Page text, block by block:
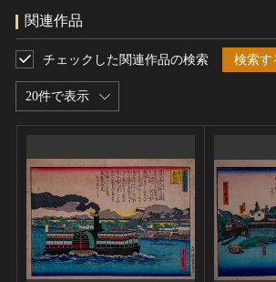
関連作品
20件で表示
チェックした関連作品の検索 検索す